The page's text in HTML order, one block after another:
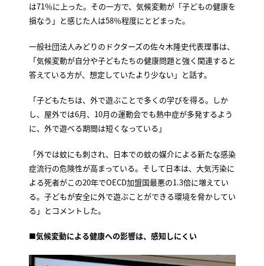
は71％に上った。その一方で、気候変動が「子どもの健康を
損なう」と感じた人は58％程度にとどまった。
一般社団法人みどりのドクターズの佐々木隆史代表理事は、
「気候変動が自分や子どもたちの健康問題と強く関連すると
答えている方が、想定していたより少ない」と話す。
「子どもたちは、外で遊ぶことで多くの学びを得る。しか
し、屋外では6月、10月の運動会でも熱中症が多発するよう
に、外で遊べる期間は短くなっている」
「外では蚊にも刺され、日本での蚊の媒介による新たな感染
症流行の危険性が高まっている。そして日本は、大気汚染に
よる死者がこの20年でOECD加盟国最悪の1.3倍に増えてい
る。子どもが安全に外で遊ぶことができる環境を脅かしてい
る」とコメントした。
■気候変動による健康への影響は、感知しにくい